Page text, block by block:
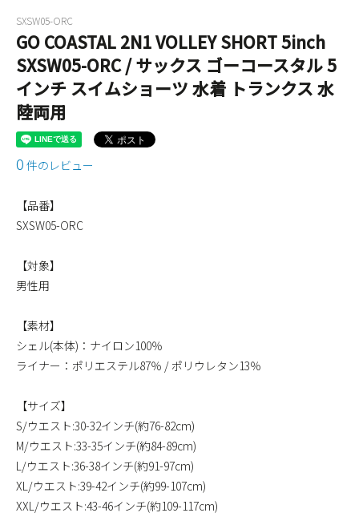
SXSW05-ORC
GO COASTAL 2N1 VOLLEY SHORT 5inch
SXSW05-ORC / サックス ゴーコースタル 5
インチ スイムショーツ 水着 トランクス 水
陸両用
0 件のレビュー
【品番】
SXSW05-ORC
【対象】
男性用
【素材】
シェル(本体)：ナイロン100％
ライナー：ポリエステル87％ / ポリウレタン13％
【サイズ】
S/ウエスト:30-32インチ(約76-82cm)
M/ウエスト:33-35インチ(約84-89cm)
L/ウエスト:36-38インチ(約91-97cm)
XL/ウエスト:39-42インチ(約99-107cm)
XXL/ウエスト:43-46インチ(約109-117cm)